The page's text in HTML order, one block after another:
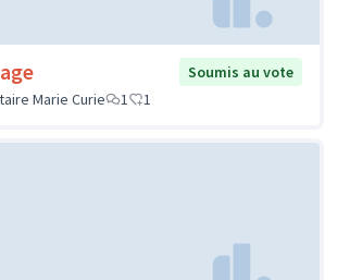
Soumis au vote
Marie Curie
1 1